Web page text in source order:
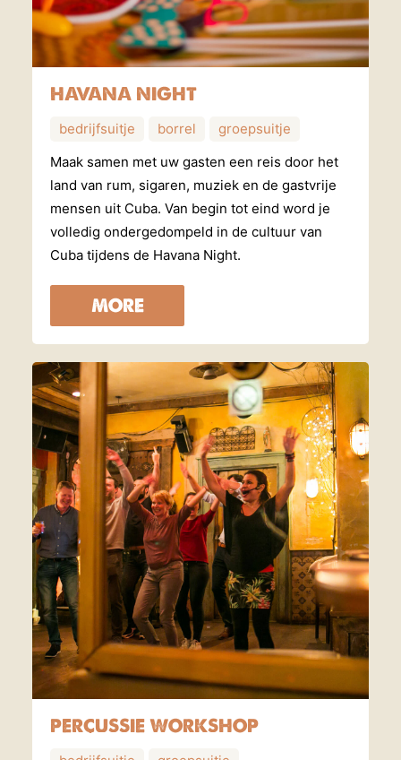
HAVANA NIGHT
bedrijfsuitje borrel
groepsuitje
Maak samen met uw gasten een reis door het
land van rum, sigaren, muziek en de gastvrije
mensen uit Cuba. Van begin tot eind word je
volledig ondergedompeld in de cultuur van
Cuba tijdens de Havana Night.
MORE
PERCUSSIE WORKSHOP